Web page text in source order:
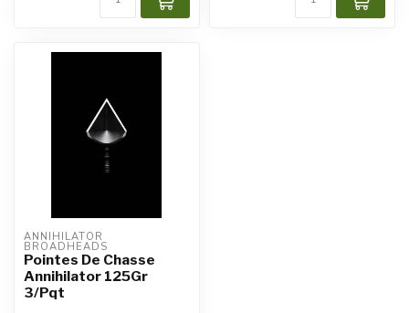
ANNIHILATOR
BROADHEADS
Pointes De Chasse
Annihilator 125Gr
3/Pqt